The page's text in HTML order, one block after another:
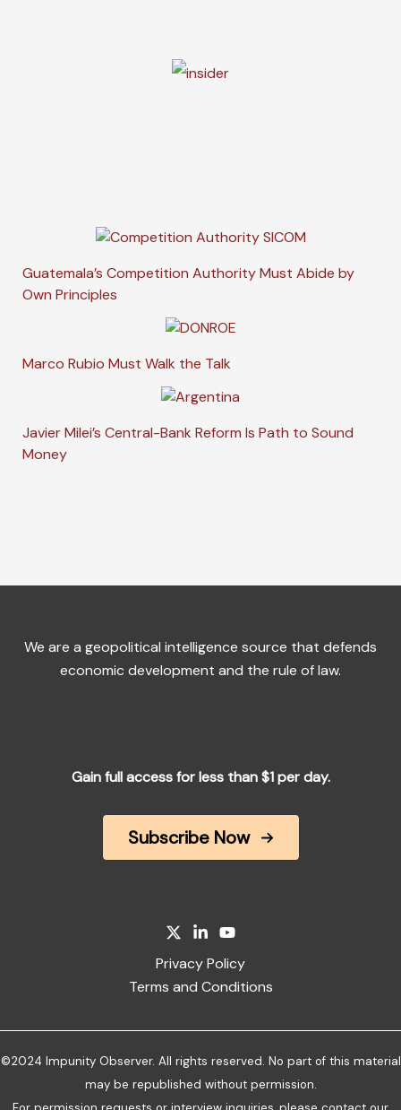
Guatemala’s Competition Authority Must Abide by
Own Principles
Marco Rubio Must Walk the Talk
Javier Milei’s Central-Bank Reform Is Path to Sound
Money
We are a geopolitical intelligence source that defends
economic development and the rule of law.
Gain full access for less than $1 per day.
Subscribe Now
Privacy Policy
Terms and Conditions
©2024 Impunity Observer. All rights reserved. No part of this material
may be republished without permission.